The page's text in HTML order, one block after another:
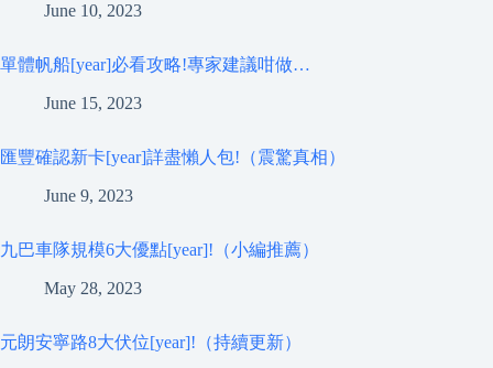
June 10, 2023
單體帆船[year]必看攻略!專家建議咁做…
June 15, 2023
匯豐確認新卡[year]詳盡懶人包!（震驚真相）
June 9, 2023
九巴車隊規模6大優點[year]!（小編推薦）
May 28, 2023
元朗安寧路8大伏位[year]!（持續更新）